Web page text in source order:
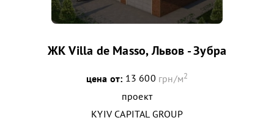
ЖК Villa de Masso, Львов - Зубра
цена от: 13 600 грн/м2
проект
KYIV CAPITAL GROUP